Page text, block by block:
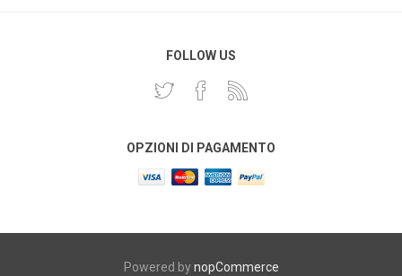
FOLLOW US
OPZIONI DI PAGAMENTO
Powered bynopCommerce